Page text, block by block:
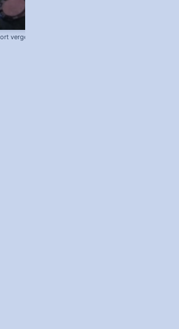
vergessen! Batterie